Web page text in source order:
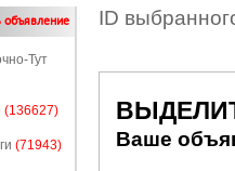
объявление
Тут
(136627)
(71943)
ID
Ваше